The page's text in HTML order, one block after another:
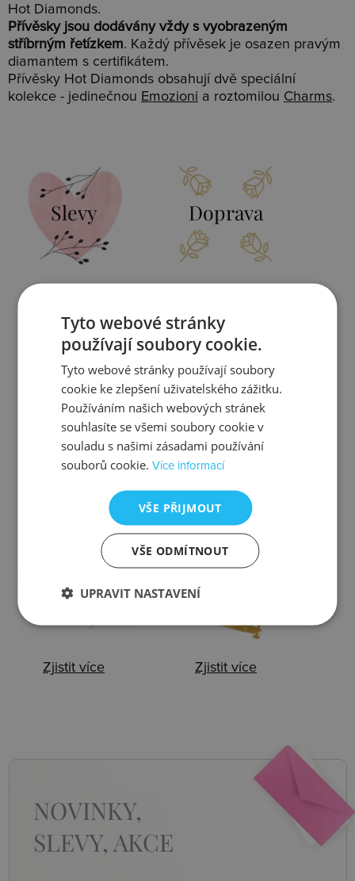
Hot Diamonds.
Přívěsky jsou dodávány vždy s vyobrazeným
stříbrným řetízkem. Každý přívěsek je osazen pravým
diamantem s certifikátem.
Přívěsky Hot Diamonds obsahují dvě speciální
kolekce - jedinečnou Emozioni a roztomilou Charms.
Slevy Doprava
Kontrola Výměna
Zjistit více
Balení
Zjistit více
NOVINKY,
SLEVY, AKCE
Tyto webové stránky
používají soubory cookie.
Tyto webové stránky používají soubory
cookie ke zlepšení uživatelského zážitku.
Používáním našich webových stránek
souhlasíte se všemi soubory cookie v
souladu s našimi zásadami používání
souborů cookie.Více informací
VŠE PŘIJMOUT
VŠE ODMÍTNOUT
UPRAVIT NASTAVENÍ